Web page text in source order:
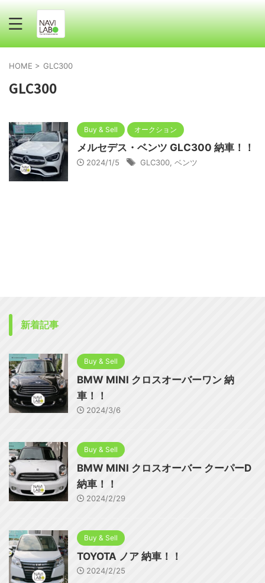
HOME > GLC300
GLC300
Buy & Sell オークション
メルセデス・ベンツ GLC300 納車！！
2024/1/5 GLC300 ベンツ
新着記事
Buy & Sell
BMW MINI クロスオーバーワン 納
車！！
2024/3/6
Buy & Sell
BMW MINI クロスオーバー クーパーD
納車！！
2024/2/29
Buy & Sell
TOYOTA ノア 納車！！
2024/2/25